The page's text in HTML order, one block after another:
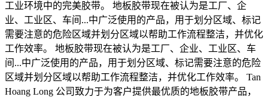
工业环境中的完美胶带。 地板胶带现在被认为是工厂、企
业、工业区、车间...中广泛使用的产品，用于划分区域、标记
需要注意的危险区域并划分区域以帮助工作流程整洁，并优化
工作效率。 地板胶带现在被认为是工厂、企业、工业区、车
间...中广泛使用的产品，用于划分区域、标记需要注意的危险
区域并划分区域以帮助工作流程整洁，并优化工作效率。 Tan
Hoang Long 公司致力于为客户提供最优质的地板胶带产品，